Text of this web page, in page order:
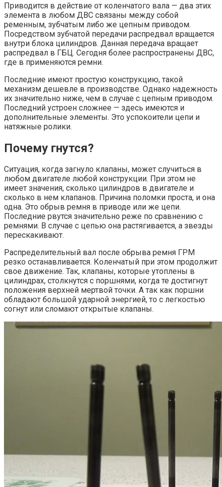
Приводится в действие от коленчатого вала — два этих
элемента в любом ДВС связаны между собой
ременным, зубчатым либо же цепным приводом.
Посредством зубчатой передачи распредвал вращается
внутри блока цилиндров. Данная передача вращает
распредвал в ГБЦ. Сегодня более распространены ДВС,
где в применяются ремни.
Последние имеют простую конструкцию, такой
механизм дешевле в производстве. Однако надежность
их значительно ниже, чем в случае с цепным приводом.
Последний устроен сложнее — здесь имеются и
дополнительные элементы. Это успокоители цепи и
натяжные ролики.
Почему гнутся?
Ситуация, когда загнуло клапаны, может случиться в
любом двигателе любой конструкции. При этом не
имеет значения, сколько цилиндров в двигателе и
сколько в нем клапанов. Причина поломки проста, и она
одна. Это обрыв ремня в приводе или же цепи.
Последние рвутся значительно реже по сравнению с
ремнями. В случае с цепью она растягивается, а звезды
перескакивают.
Распределительный вал после обрыва ремня ГРМ
резко останавливается. Коленчатый при этом продолжит
свое движение. Так, клапаны, которые утоплены в
цилиндрах, столкнутся с поршнями, когда те достигнут
положения верхней мертвой точки. А так как поршни
обладают большой ударной энергией, то с легкостью
согнут или сломают открытые клапаны.